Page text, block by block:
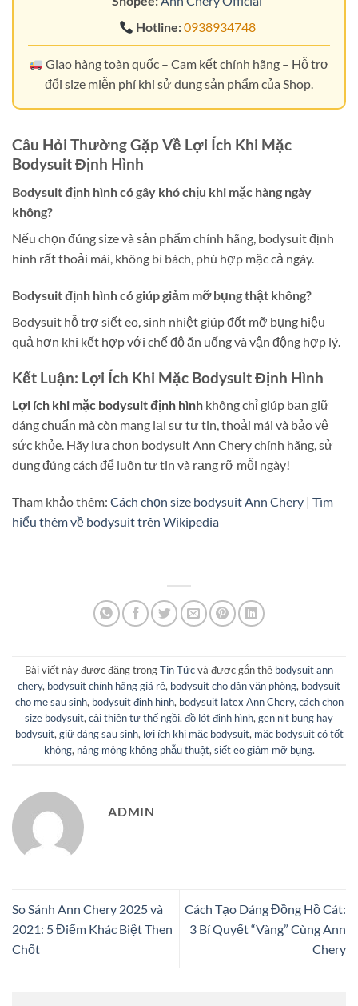
Hotline:0938934748
Giao hàng toàn quốc – Cam kết chính hãng – Hỗ trợ
đổi size miễn phí khi sử dụng sản phẩm của Shop.
Câu Hỏi Thường Gặp Về Lợi Ích Khi Mặc
Bodysuit Định Hình
Bodysuit định hình có gây khó chịu khi mặc hàng ngày
không?
Nếu chọn đúng size và sản phẩm chính hãng, bodysuit định
hình rất thoải mái, không bí bách, phù hợp mặc cả ngày.
Bodysuit định hình có giúp giảm mỡ bụng thật không?
Bodysuit hỗ trợ siết eo, sinh nhiệt giúp đốt mỡ bụng hiệu
quả hơn khi kết hợp với chế độ ăn uống và vận động hợp lý.
Kết Luận: Lợi Ích Khi Mặc Bodysuit Định Hình
Lợi ích khi mặc bodysuit định hình không chỉ giúp bạn giữ
dáng chuẩn mà còn mang lại sự tự tin, thoải mái và bảo vệ
sức khỏe. Hãy lựa chọn bodysuit Ann Chery chính hãng, sử
dụng đúng cách để luôn tự tin và rạng rỡ mỗi ngày!
Tham khảo thêm: Cách chọn size bodysuit Ann Chery | Tìm
hiểu thêm về bodysuit trên Wikipedia
Bài viết này được đăng trongTin Tứcvà được gắn thẻ bodysuit ann
chery, bodysuit chính hãng giá rẻ, bodysuit cho dân văn phòng, bodysuit
cho mẹ sau sinh, bodysuit định hình, bodysuit latex Ann Chery, cách chọn
size bodysuit, cải thiện tư thế ngồi, đồ lót định hình, gen nịt bụng hay
bodysuit, giữ dáng sau sinh, lợi ích khi mặc bodysuit, mặc bodysuit có tốt
không, nâng mông không phẫu thuật, siết eo giảm mỡ bụng.
ADMIN
So Sánh Ann Chery 2025 và
2021: 5 Điểm Khác Biệt Then
Chốt
Cách Tạo Dáng Đồng Hồ Cát:
3 Bí Quyết “Vàng” Cùng Ann
Chery